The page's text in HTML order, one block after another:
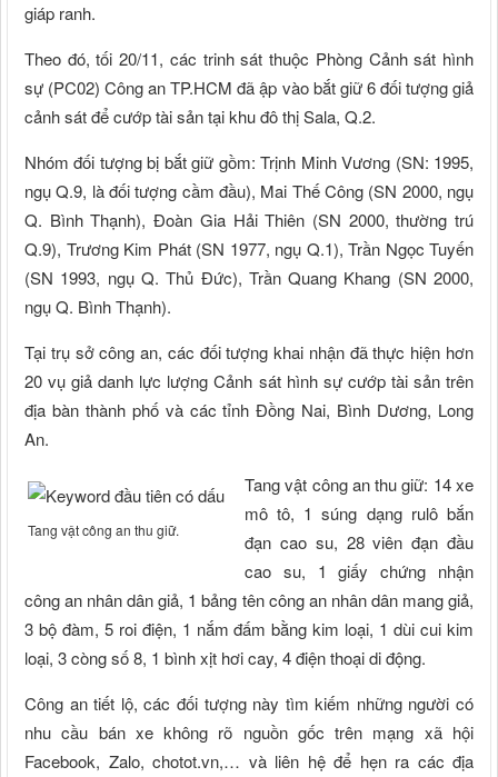
giáp ranh.
Theo đó, tối 20/11, các trinh sát thuộc Phòng Cảnh sát hình
sự (PC02) Công an TP.HCM đã ập vào bắt giữ 6 đối tượng giả
cảnh sát để cướp tài sản tại khu đô thị Sala, Q.2.
Nhóm đối tượng bị bắt giữ gồm: Trịnh Minh Vương (SN: 1995,
ngụ Q.9, là đối tượng cầm đầu), Mai Thế Công (SN 2000, ngụ
Q. Bình Thạnh), Đoàn Gia Hải Thiên (SN 2000, thường trú
Q.9), Trương Kim Phát (SN 1977, ngụ Q.1), Trần Ngọc Tuyến
(SN 1993, ngụ Q. Thủ Đức), Trần Quang Khang (SN 2000,
ngụ Q. Bình Thạnh).
Tại trụ sở công an, các đối tượng khai nhận đã thực hiện hơn
20 vụ giả danh lực lượng Cảnh sát hình sự cướp tài sản trên
địa bàn thành phố và các tỉnh Đồng Nai, Bình Dương, Long
An.
Tang vật công an thu giữ.
Tang vật công an thu giữ: 14 xe
mô tô, 1 súng dạng rulô bắn
đạn cao su, 28 viên đạn đầu
cao su, 1 giấy chứng nhận
công an nhân dân giả, 1 bảng tên công an nhân dân mang giả,
3 bộ đàm, 5 roi điện, 1 nắm đấm bằng kim loại, 1 dùi cui kim
loại, 3 còng số 8, 1 bình xịt hơi cay, 4 điện thoại di động.
Công an tiết lộ, các đối tượng này tìm kiếm những người có
nhu cầu bán xe không rõ nguồn gốc trên mạng xã hội
Facebook, Zalo, chotot.vn,… và liên hệ để hẹn ra các địa